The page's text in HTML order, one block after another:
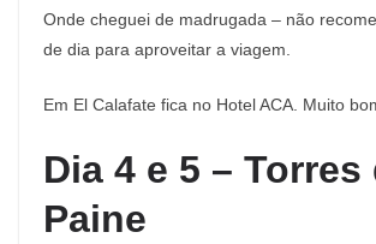
Onde cheguei de madrugada – não
de dia para aproveitar a viagem.
Em El Calafate fica no Hotel ACA. Muito
Dia 4 e 5 – Torres
Paine